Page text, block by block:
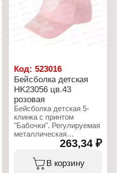
(голубой, белый)
Материал: хлопок
Состав: 100% хлопок
Застежка: регулируемая,
с пряжкой
Код:523016
Бейсболка детская
НK23056 цв.43
розовая
Бейсболка детская 5-
клинка с принтом
"Бабочки". Регулируемая
металлическая
Характеристики:
Бренд: Rossini
263,34 ₽
В корзину